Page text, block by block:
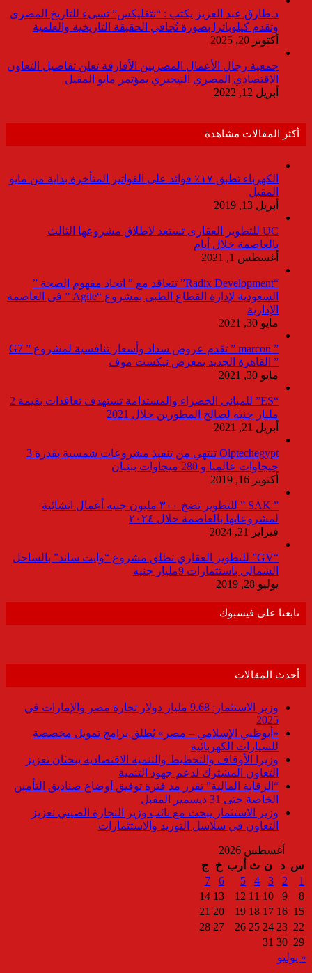
د.طارق عبد العزيز يكتب : “نتفليكس” تسىء للتاريخ المصرى
وتقدم كيلوباترا بصورة تُجافي الحقيقة التاريخية والعلمية
أكتوبر 20, 2025
جمعية رجال الأعمال المصريين الأفارقة تعلن تفاصيل التعاون
الاقتصادي المصري النيجيري بمؤتمر مايو المقبل
أبريل 12, 2022
أكثر المقالات مشاهدة
الكهرباء تطبق ١٧٪ فوائد على الفواتير المتأخرة بداية من مايو
المقبل
أبريل 13, 2019
UC للتطوير العقارى تستعد لاطلاق مشروعها الثالث
بالعاصمة خلال أيام
أغسطس 1, 2021
“Radix Development” تتعاقد مع ” اتحاد مفهوم الصحة ”
السعودية لإدارة القطاع الطبى بمشروع “Agile ” فى العاصمة
الإدارية
مايو 30, 2021
” marcon ” تقدم عروض سداد وأسعار تنافسية لمشروع ” G7
” القاهرة الجديد بمعرض نيكست موف
مايو 30, 2021
“ES” للمبانى الخضراء والمستدامة تستهدف تعاقدات بقيمة 2
مليار جنيه لصالح المطورين خلال 2021
أبريل 21, 2021
Olptechegypt تنتهي من تنفيذ مشروعات شمسية بقدرة 3
جيجاوات عالميا و 280 ميجاوات ببنبان
أكتوبر 16, 2019
” SAK ” للتطوير تضخ ٣٠٠ مليون جنيه أعمال انشائية
لمشروعاتها بالعاصمة خلال ٢٠٢٤
فبراير 21, 2024
“GV” للتطوير العقاري تطلق مشروع “وايت ساند” بالساحل
الشمالي باستثمارات 9مليار جنيه
يوليو 28, 2019
تابعنا على فيسبوك
أحدث المقالات
وزير الاستثمار: 9.68 مليار دولار تجارة مصر والإمارات في
2025
«أبوظبي الإسلامي – مصر» يُطلق برامج تمويل مخصصة
للسيارات الكهربائية
وزيرا الأوقاف والتخطيط والتنمية الاقتصادية يبحثان تعزيز
التعاون المشترك لدعم جهود التنمية
“الرقابة المالية” تقرر مد فترة توفيق أوضاع صناديق التأمين
الخاصة حتى 31 ديسمبر المقبل
وزير الاستثمار يبحث مع نائب وزير التجارة الصيني تعزيز
التعاون في سلاسل التوريد والاستثمارات
أغسطس 2026
س د ن ث أرب خ
ج
1
2
3
4
5
6
7
8
9
10
11
12
13
14
15
16
17
18
19
20
21
22
23
24
25
26
27
28
29
30
31
« يوليو